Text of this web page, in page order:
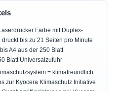
Farbe mit Duplex-
druckt bis zu 21 Seiten pro Minute
A4 aus der 250 Blatt
Blatt Universalzufuhr
= klimafreundlich
zur Kyocera Klimaschutz Initiative